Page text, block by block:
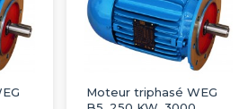
Moteur triphasé WEG